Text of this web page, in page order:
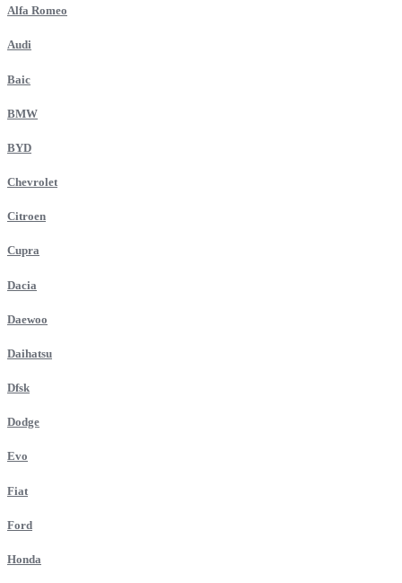
Alfa Romeo
Audi
Baic
BMW
BYD
Chevrolet
Citroen
Cupra
Dacia
Daewoo
Daihatsu
Dfsk
Dodge
Evo
Fiat
Ford
Honda